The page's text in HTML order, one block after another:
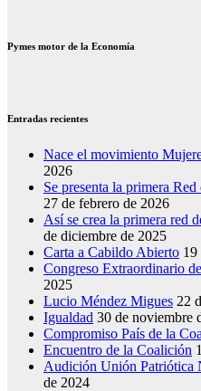
Pymes motor de la Economía
Entradas recientes
Nace el movimiento
2026
Se presenta la primera
27 de febrero de 2026
Así se crea la primera red
de diciembre de 2025
Carta a Cabildo Abierto 19
Congreso Extraordinario
2025
Lucio Méndez Migues 22
Igualdad 30 de noviembre
Compromiso País de la
Encuentro de la Coalición
Audición Unión Patriótica
de 2024